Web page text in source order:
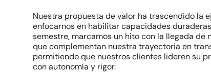
Nuestra propuesta de valor ha trascendido la
enfocarnos en habilitar capacidades
semestre, marcamos un hito con la llegada de
que complementan nuestra trayectoria en
permitiendo que nuestros clientes lideren su
con autonomía y rigor.